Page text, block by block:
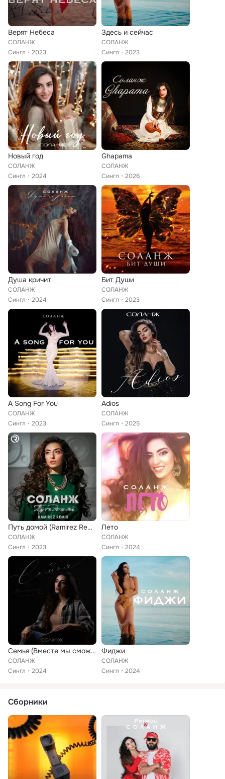
Верят Небеса
СОЛАНЖ
Сингл
2023
Здесь и сейчас
СОЛАНЖ
Сингл
2023
Новый год
СОЛАНЖ
Сингл
2024
Ghapama
СОЛАНЖ
Сингл
2026
Душа кричит
СОЛАНЖ
Сингл
2024
Бит Души
СОЛАНЖ
Сингл
2023
A Song For You
СОЛАНЖ
Сингл
2023
Adios
СОЛАНЖ
Сингл
2025
Путь домой (Ramirez Remix)
СОЛАНЖ
Сингл
2023
Лето
СОЛАНЖ
Сингл
2024
Семья (Вместе мы сможем всё)
СОЛАНЖ
Сингл
2024
Фиджи
СОЛАНЖ
Сингл
2024
Сборники